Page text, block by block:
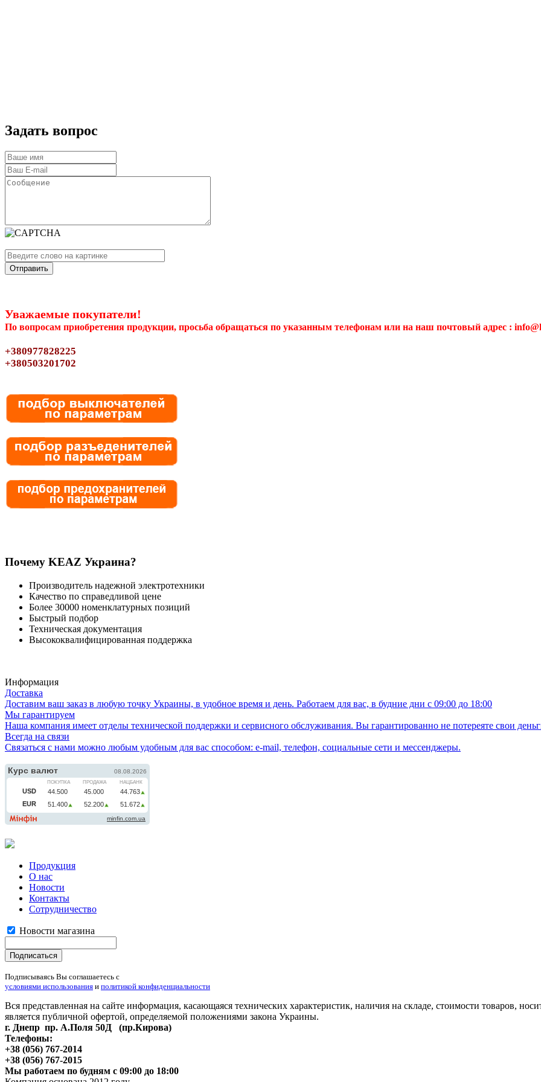
Задать вопрос
Уважаемые покупатели!
По вопросам приобретения продукции, просьба обращаться по указанным телефонам или на наш почтовый адрес :
+380977828225
+380503201702
Почему KEAZ Украина?
Производитель надежной электротехники
Качество по справедливой цене
Более 30000 номенклатурных позиций
Быстрый подбор
Техническая документация
Высококвалифицированная поддержка
Информация
Доставка
Доставим ваш заказ в любую точку Украины, в удобное время и день. Работаем для вас, в будние дни с 09:00 до 18:00
Мы гарантируем
Наша компания имеет отделы технической поддержки и сервисного обслуживания. Вы гарантированно не потереяте свои
Всегда на связи
Связаться с нами можно любым удобным для вас способом: e-mail, телефон, социальные сети и мессенджеры.
Продукция
О нас
Новости
Контакты
Сотрудничество
Новости магазина
Подписываясь Вы соглашаетесь с
условиями использования и политикой конфиденциальности
Вся представленная на сайте информация, касающаяся технических характеристик, наличия на складе, стоимости товаров,
является публичной офертой, определяемой положениями закона Украины.
г. Днепр пр. А.Поля 50Д (пр.Кирова)
Телефоны:
+38 (056) 767-2014
+38 (056) 767-2015
Мы работаем по будням с 09:00 до 18:00